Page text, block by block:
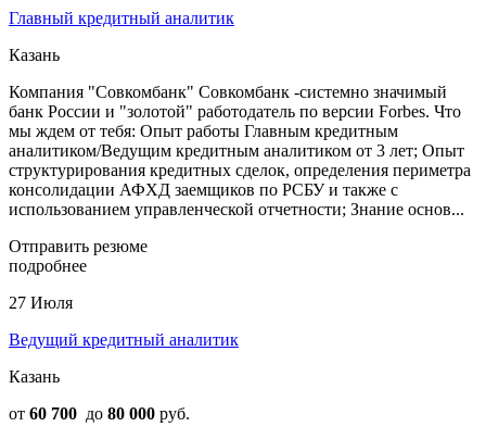
Главный кредитный аналитик
Казань
Компания "Совкомбанк" Совкомбанк -системно значимый
банк России и "золотой" работодатель по версии Forbes. Что
мы ждем от тебя: Опыт работы Главным кредитным
аналитиком/Ведущим кредитным аналитиком от 3 лет; Опыт
структурирования кредитных сделок, определения периметра
консолидации АФХД заемщиков по РСБУ и также с
использованием управленческой отчетности; Знание основ...
Отправить резюме
подробнее
27 Июля
Ведущий кредитный аналитик
Казань
от 60 700 до 80 000 руб.